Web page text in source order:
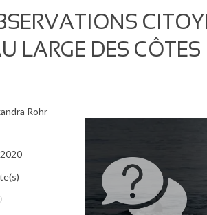
LARGE DES
Rohr